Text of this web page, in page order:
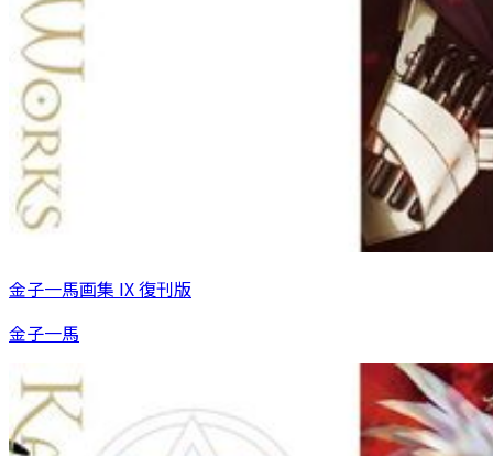
金子一馬画集 IX 復刊版
金子一馬